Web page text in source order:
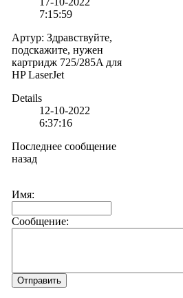
7:15:59
Артур: Здравствуйте,
подскажите, нужен
картридж 725/285A для
HP LaserJet
Details
12-10-2022
6:37:16
Последнее сообщение
назад
Имя:
Сообщение:
Отправить